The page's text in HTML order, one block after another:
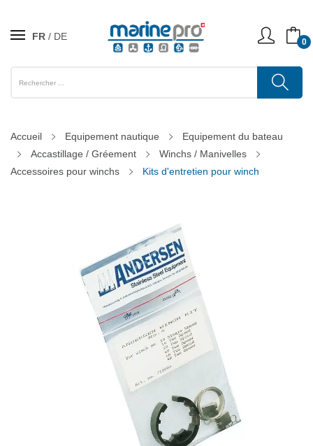
FR DE 0
Accueil Equipement nautique
Equipement du bateau
Accastillage / Gréement
Winchs / Manivelles
Accessoires pour winchs
Kits d'entretien pour winch